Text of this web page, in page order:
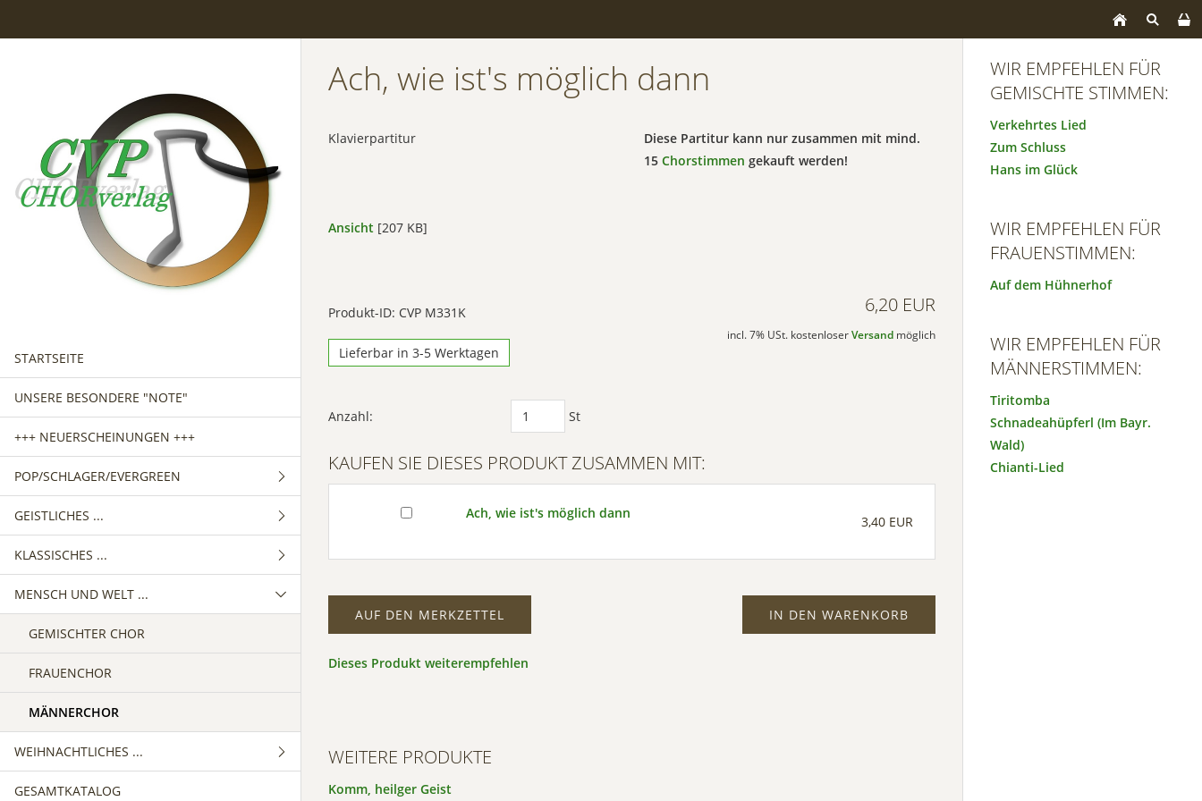
STARTSEITE
UNSERE BESONDERE "NOTE"
+++ NEUERSCHEINUNGEN +++
POP/SCHLAGER/EVERGREEN
GEMISCHTER CHOR
FRAUENCHOR
MÄNNERCHOR
GEISTLICHES ...
GEMISCHTER CHOR
FRAUENCHOR
MÄNNERCHOR
KLASSISCHES ...
GEMISCHTER CHOR
FRAUENCHOR
MÄNNERCHOR
MENSCH UND WELT ...
GEMISCHTER CHOR
FRAUENCHOR
MÄNNERCHOR
WEIHNACHTLICHES ...
GEMISCHTER CHOR
GESAMTKATALOG
Ach, wie ist's möglich dann
Klavierpartitur
Ansicht [207 KB]
Diese Partitur kann nur zusammen mit mind.
15Chorstimmen gekauft werden!
Produkt-ID: CVP M331K
Lieferbar in 3-5 Werktagen
6,20 EUR
incl. 7% USt. kostenloser Versandmöglich
Anzahl: St
KAUFEN SIE DIESES PRODUKT ZUSAMMEN MIT:
Ach, wie ist's möglich dann
3,40 EUR
IN DEN WARENKORB
AUF DEN MERKZETTEL
Dieses Produkt weiterempfehlen
WEITERE PRODUKTE
Komm, heilger Geist
WIR EMPFEHLEN FÜR
GEMISCHTE STIMMEN:
Verkehrtes Lied
Zum Schluss
Hans im Glück
WIR EMPFEHLEN FÜR
FRAUENSTIMMEN:
Auf dem Hühnerhof
WIR EMPFEHLEN FÜR
MÄNNERSTIMMEN:
Tiritomba
Schnadeahüpferl (Im Bayr.
Wald)
Chianti-Lied